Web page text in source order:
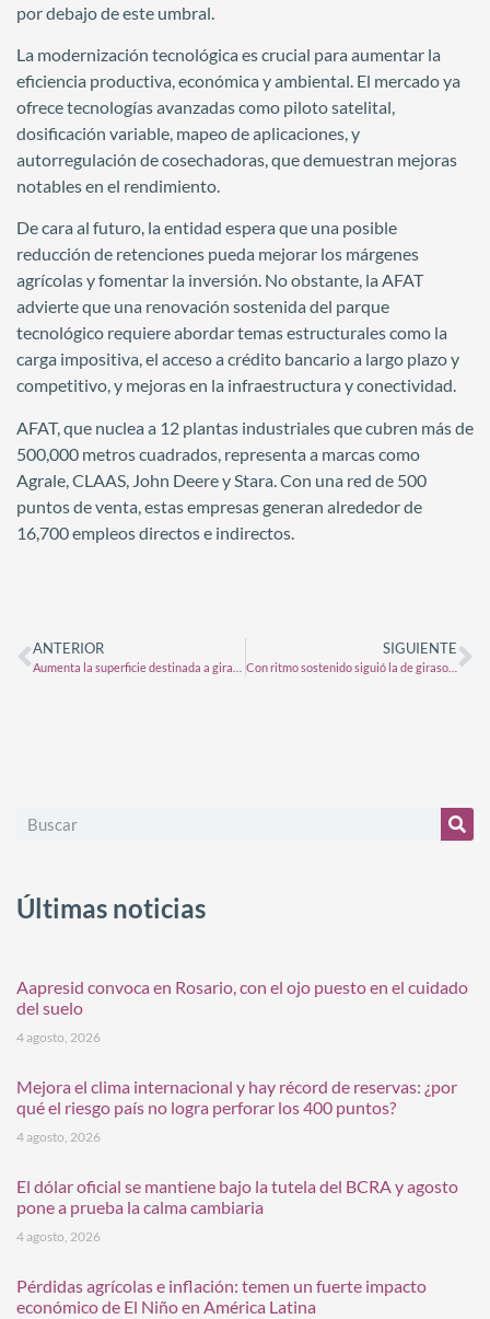
por debajo de este umbral.
La modernización tecnológica es crucial para aumentar la
eficiencia productiva, económica y ambiental. El mercado ya
ofrece tecnologías avanzadas como piloto satelital,
dosificación variable, mapeo de aplicaciones, y
autorregulación de cosechadoras, que demuestran mejoras
notables en el rendimiento.
De cara al futuro, la entidad espera que una posible
reducción de retenciones pueda mejorar los márgenes
agrícolas y fomentar la inversión. No obstante, la AFAT
advierte que una renovación sostenida del parque
tecnológico requiere abordar temas estructurales como la
carga impositiva, el acceso a crédito bancario a largo plazo y
competitivo, y mejoras en la infraestructura y conectividad.
AFAT, que nuclea a 12 plantas industriales que cubren más de
500,000 metros cuadrados, representa a marcas como
Agrale, CLAAS, John Deere y Stara. Con una red de 500
puntos de venta, estas empresas generan alrededor de
16,700 empleos directos e indirectos.
ANTERIOR SIGUIENTE
Con ritmo sostenido siguió la de girasol y comenzó la de maíz temprano
Últimas noticias
Aapresid convoca en Rosario, con el ojo puesto en el cuidado
del suelo
4 agosto, 2026
Mejora el clima internacional y hay récord de reservas: ¿por
qué el riesgo país no logra perforar los 400 puntos?
4 agosto, 2026
El dólar oficial se mantiene bajo la tutela del BCRA y agosto
pone a prueba la calma cambiaria
4 agosto, 2026
Pérdidas agrícolas e inflación: temen un fuerte impacto
económico de El Niño en América Latina